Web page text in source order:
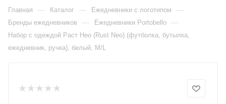
Главная — Каталог — Ежедневники c логотипом —
Бренды ежедневников — Ежедневники Portobello —
Набор с одеждой Раст Нео (Rust Neo) (футболка, бутылка,
ежедневник, ручка), белый, M/L